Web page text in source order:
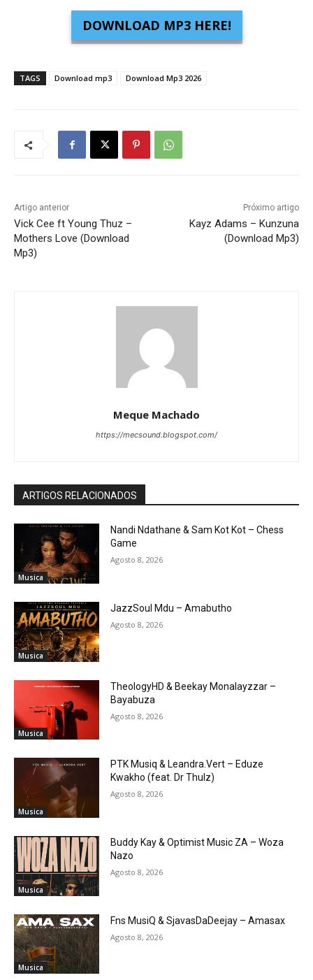
DOWNLOAD MP3 HERE!
TAGS Download mp3 Download Mp3 2026
Artigo anterior
Vick Cee ft Young Thuz –
Mothers Love (Download
Mp3)
Próximo artigo
Kayz Adams – Kunzuna
(Download Mp3)
Meque Machado
https://mecsound.blogspot.com/
ARTIGOS RELACIONADOS
Musica
Nandi Ndathane & Sam Kot Kot – Chess
Game
Agosto 8, 2026
Musica
JazzSoul Mdu – Amabutho
Agosto 8, 2026
Musica
TheologyHD & Beekay Monalayzzar –
Bayabuza
Agosto 8, 2026
Musica
PTK Musiq & Leandra.Vert – Eduze
Kwakho (feat. Dr Thulz)
Agosto 8, 2026
Musica
Buddy Kay & Optimist Music ZA – Woza
Nazo
Agosto 8, 2026
Musica
Fns MusiQ & SjavasDaDeejay – Amasax
Agosto 8, 2026